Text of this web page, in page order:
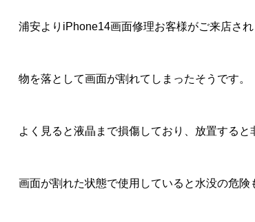
浦安よりiPhone14画面修理お客様がご来店され
物を落として画面が割れてしまったそうです。
よく見ると液晶まで損傷しており、放置すると
画面が割れた状態で使用していると水没の危険